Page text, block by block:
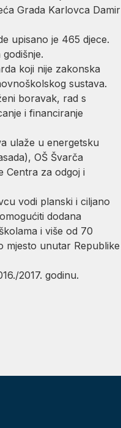
Grada Karlovca Damir
upisano je 465 djece.
koji nije zakonska
sustava.
boravak, rad s
i financiranje
ulaže u energetsku
OŠ Švarča
Centra za odgoj i
vodi planski i ciljano
dodana
i više od 70
mjesto unutar Republike
2017. godinu.